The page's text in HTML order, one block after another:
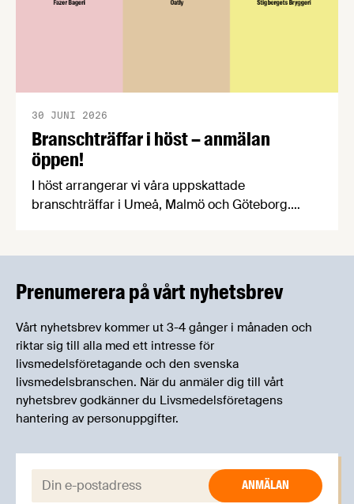
Branschträffar i höst – anmälan
öppen!
30 JUNI 2026
I höst arrangerar vi våra uppskattade
branschträffar i Umeå, Malmö och Göteborg.
Prenumerera på vårt nyhetsbrev
Vårt nyhetsbrev kommer ut 3-4 gånger i månaden och
riktar sig till alla med ett intresse för
livsmedelsföretagande och den svenska
livsmedelsbranschen. När du anmäler dig till vårt
nyhetsbrev godkänner du Livsmedelsföretagens
hantering av personuppgifter.
E-post: